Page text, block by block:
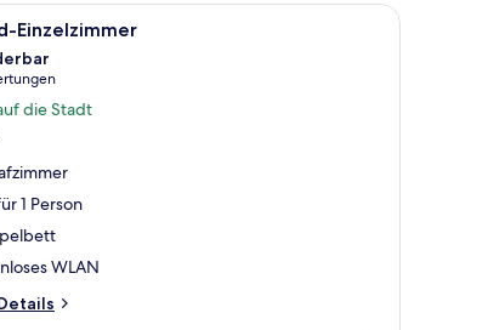
Wandmuster.
Schreibtisch, Verdunkelungsvorhänge, schallisolierte Zimmer
Standard-Einzelzimmer | Zimmersafe,
Einzelzimmer
die Stadt
1 Person
WLAN